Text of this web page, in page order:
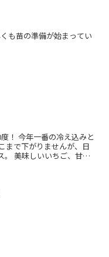
も苗の準備が始まってい
！ 今年一番の冷え込みと
まで下がりませんが、日
。 美味しいいちご、甘い